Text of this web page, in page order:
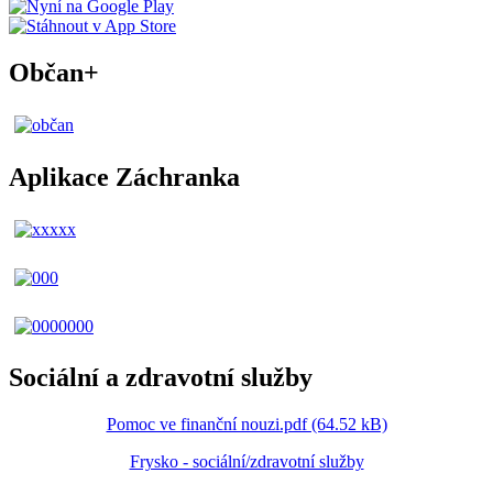
Občan+
Aplikace Záchranka
Sociální a zdravotní služby
Pomoc ve finanční nouzi.pdf (64.52 kB)
Frysko - sociální/zdravotní služby